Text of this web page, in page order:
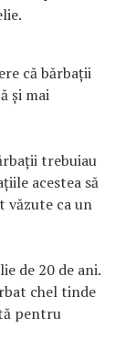
că bărbații
și mai
trebuiau
acestea să
văzute ca un
de 20 de ani.
chel tinde
pentru